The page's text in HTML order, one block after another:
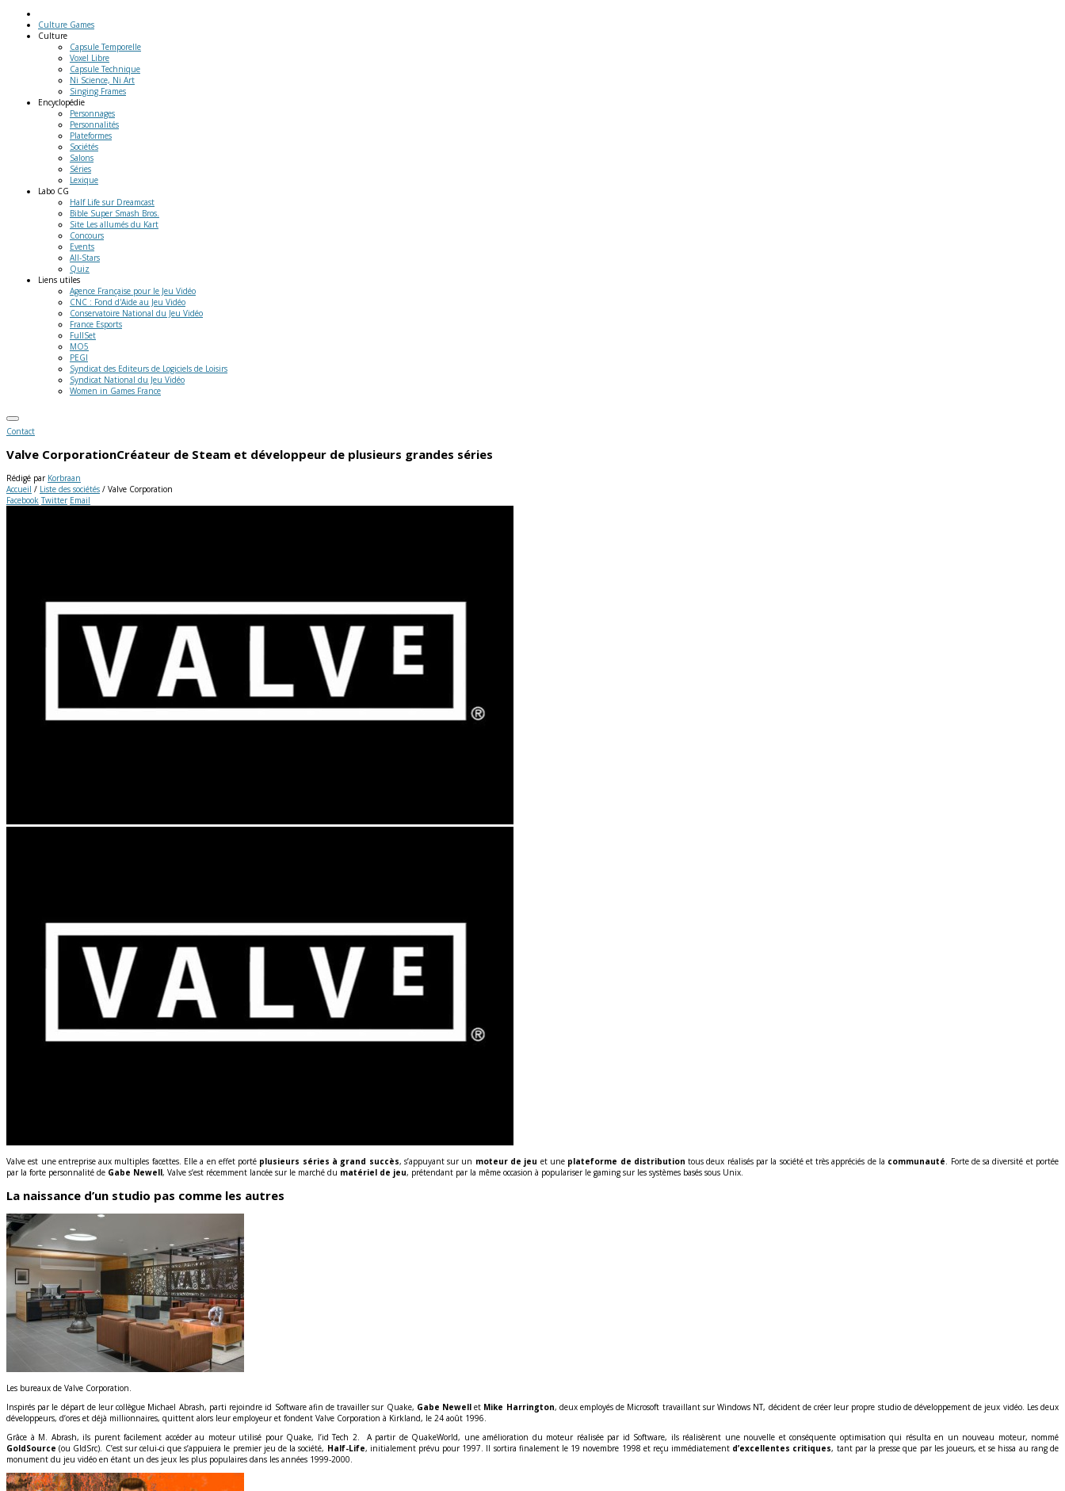
Culture Games
Culture
Capsule Temporelle
Voxel Libre
Capsule Technique
Ni Science, Ni Art
Singing Frames
Encyclopédie
Personnages
Personnalités
Plateformes
Sociétés
Salons
Séries
Lexique
Labo CG
Half Life sur Dreamcast
Bible Super Smash Bros.
Site Les allumés du Kart
Concours
Events
All-Stars
Quiz
Liens utiles
Agence Française pour le Jeu Vidéo
CNC : Fond d'Aide au Jeu Vidéo
Conservatoire National du Jeu Vidéo
France Esports
FullSet
MO5
PEGI
Syndicat des Editeurs de Logiciels de Loisirs
Syndicat National du Jeu Vidéo
Women in Games France
Contact
Valve CorporationCréateur de Steam et développeur de plusieurs grandes séries
Rédigé par Korbraan
Accueil / Liste des sociétés / Valve Corporation
Facebook Twitter Email
Valve est une entreprise aux multiples facettes. Elle a en effet porté plusieurs séries à grand succès, s’appuyant sur un moteur de jeu et une plateforme de distribution tous deux réalisés par la société et très appréciés de la communauté. Forte de sa diversité et portée
par la forte personnalité de Gabe Newell, Valve s’est récemment lancée sur le marché du matériel de jeu, prétendant par la même occasion à populariser le gaming sur les systèmes basés sous Unix.
La naissance d’un studio pas comme les autres
Les bureaux de Valve Corporation.
Inspirés par le départ de leur collègue Michael Abrash, parti rejoindre id Software afin de travailler sur Quake, Gabe Newell et Mike Harrington, deux employés de Microsoft travaillant sur Windows NT, décident de créer leur propre studio de développement de jeux vidéo. Les deux
développeurs, d’ores et déjà millionnaires, quittent alors leur employeur et fondent Valve Corporation à Kirkland, le 24 août 1996.
Grâce à M. Abrash, ils purent facilement accéder au moteur utilisé pour Quake, l’id Tech 2. A partir de QuakeWorld, une amélioration du moteur réalisée par id Software, ils réalisèrent une nouvelle et conséquente optimisation qui résulta en un nouveau moteur, nommé
GoldSource (ou GldSrc). C’est sur celui-ci que s’appuiera le premier jeu de la société, Half-Life, initialement prévu pour 1997. Il sortira finalement le 19 novembre 1998 et reçu immédiatement d’excellentes critiques, tant par la presse que par les joueurs, et se hissa au rang de
monument du jeu vidéo en étant un des jeux les plus populaires dans les années 1999-2000.